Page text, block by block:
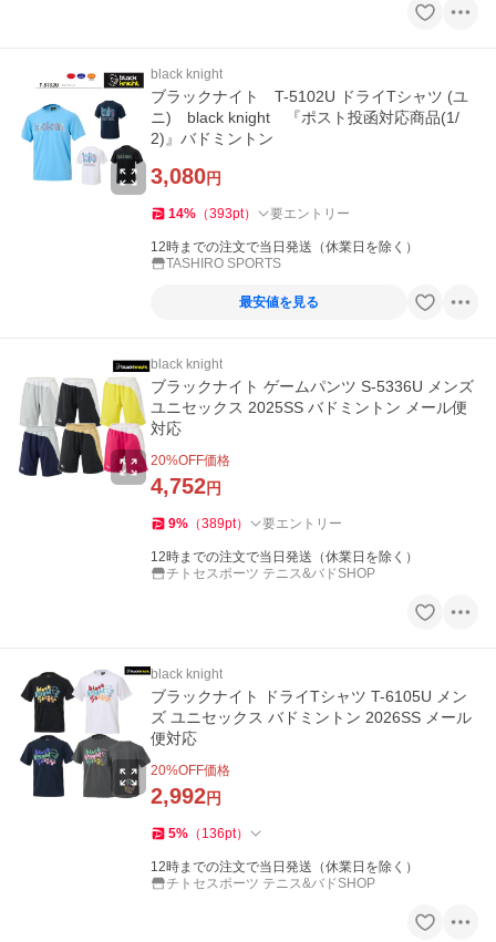
black knight
ブラックナイト T-5102U ドライTシャツ (ユ
ニ) black knight 『ポスト投函対応商品(1/
2)』バドミントン
3,080円
14% （393pt） 要エントリー
12時までの注文で当日発送（休業日を除く）
TASHIRO SPORTS
最安値を見る
black knight
ブラックナイト ゲームパンツ S-5336U メンズ
ユニセックス 2025SS バドミントン メール便
対応
20%OFF価格
4,752円
9% （389pt） 要エントリー
12時までの注文で当日発送（休業日を除く）
チトセスポーツ テニス&バドSHOP
black knight
ブラックナイト ドライTシャツ T-6105U メン
ズ ユニセックス バドミントン 2026SS メール
便対応
20%OFF価格
2,992円
5% （ 136pt）
12時までの注文で当日発送（休業日を除く）
チトセスポーツ テニス&バドSHOP